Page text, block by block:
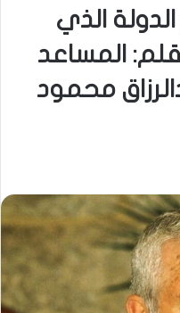
الذي
المساعد
محمود